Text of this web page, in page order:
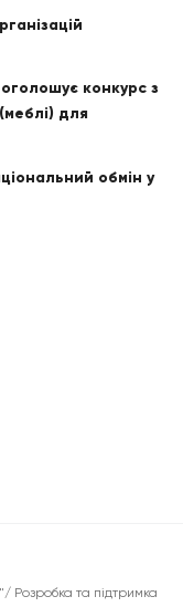
конкурс з
для
обмін у
та підтримка